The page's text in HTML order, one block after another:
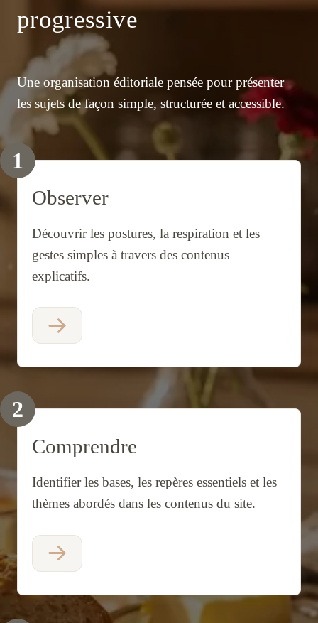
progressive
Une organisation éditoriale pensée pour présenter
les sujets de façon simple, structurée et accessible.
1
Observer
Découvrir les postures, la respiration et les
gestes simples à travers des contenus
explicatifs.
2
Comprendre
Identifier les bases, les repères essentiels et les
thèmes abordés dans les contenus du site.